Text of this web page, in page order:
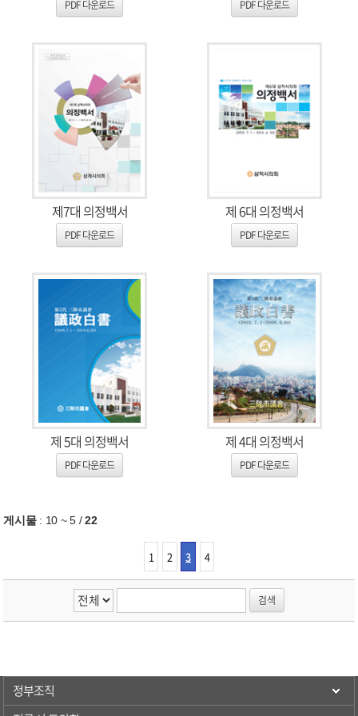
PDF 다운로드 PDF 다운로드
제7대 의정백서
PDF 다운로드
제 6대 의정백서
PDF 다운로드
제 5대 의정백서
PDF 다운로드
제 4대 의정백서
PDF 다운로드
게시물: 10 ~ 5/22
1 2 3 4
정부조직